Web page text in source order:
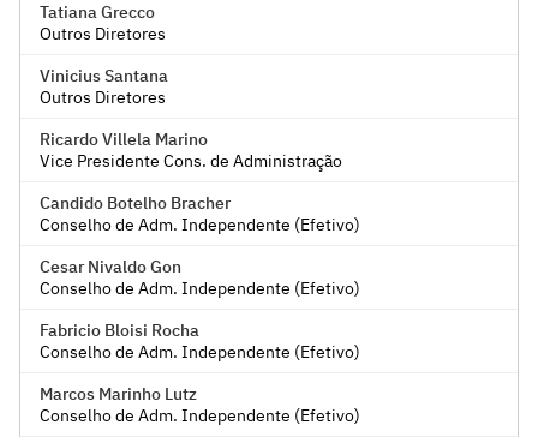
Tatiana Grecco
Outros Diretores
Vinicius Santana
Outros Diretores
Ricardo Villela Marino
Vice Presidente Cons. de Administração
Candido Botelho Bracher
Conselho de Adm. Independente (Efetivo)
Cesar Nivaldo Gon
Conselho de Adm. Independente (Efetivo)
Fabricio Bloisi Rocha
Conselho de Adm. Independente (Efetivo)
Marcos Marinho Lutz
Conselho de Adm. Independente (Efetivo)